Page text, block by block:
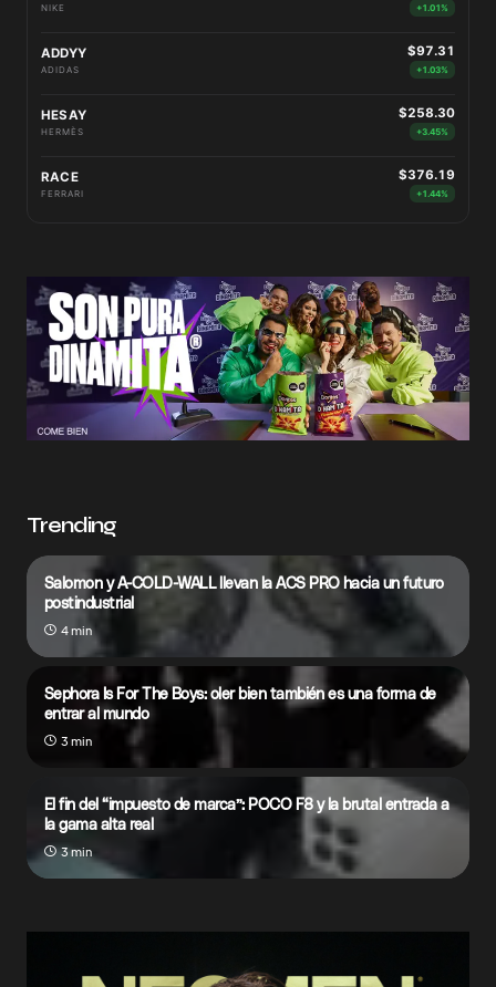
NIKE +1.01%
ADDYY
ADIDAS
$97.31
+1.03%
HESAY
HERMÈS
$258.30
+3.45%
RACE
FERRARI
$376.19
+1.44%
Trending
Salomon y A-COLD-WALL llevan la ACS PRO hacia un futuro
postindustrial
4 min
Sephora Is For The Boys: oler bien también es una forma de
entrar al mundo
3 min
El fin del “impuesto de marca”: POCO F8 y la brutal entrada a
la gama alta real
3 min